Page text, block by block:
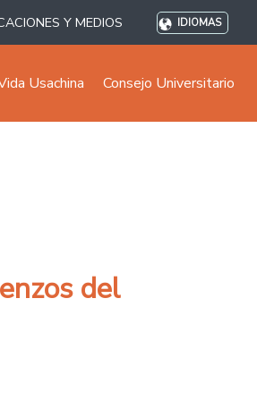
Y MEDIOS IDIOMAS
Usachina Consejo Universitario
del